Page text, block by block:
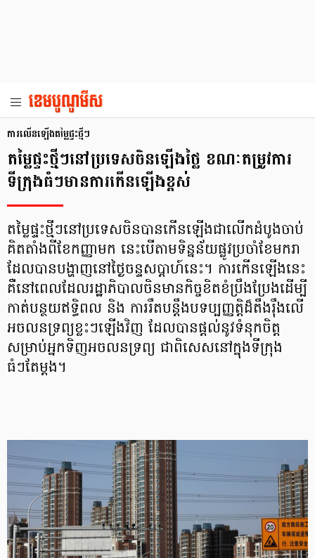
ការលើនឡើងតម្លៃផ្ទះថ្មីៗ
តម្លៃផ្ទះថ្មីៗនៅប្រទេសចិនឡើងថ្លៃ ខណៈតម្រូវការ
ទីក្រុងធំៗមានការកើនឡើងខ្ពស់
តម្លៃផ្ទះថ្មីៗនៅប្រទេសចិនបានកើនឡើងជាលើកដំបូងចាប់
គិតតាំងពីខែកញ្ញាមក នេះបើតាមទិន្នន័យផ្លូវប្រចាំខែមករា
ដែលបានបង្ហាញនៅថ្ងៃចន្ទសប្ដាហ៍នេះ។ ការកើនឡើងនេះ
គឺនៅពេលដែលរដ្ឋាភិបាលចិនមានកិច្ចខិតខំប្រឹងប្រែងដើម្បី
កាត់បន្ថយឥទ្ធិពល និង ការរឹតបន្តឹងបទប្បញ្ញត្តិដ៏តឹងរ៉ឹងលើ
អចលនទ្រព្យខ្លះៗឡើងវិញ ដែលបានផ្ដល់នូវទំនុកចិត្ត
សម្រាប់អ្នកទិញអចលនទ្រព្យ ជាពិសេសនៅក្នុងទីក្រុង
ធំៗតែម្តង។